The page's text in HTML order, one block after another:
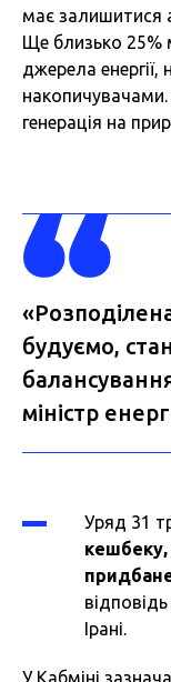
має залишитися
Ще близько 25%
джерела енергії,
генерація на
будуємо,
міністр
Уряд 31
кешбеку,
Ірані.
У Кабміні